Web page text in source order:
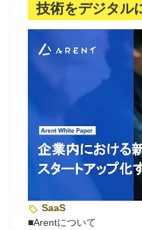
技術をデジタル
SaaS
■Arentについて